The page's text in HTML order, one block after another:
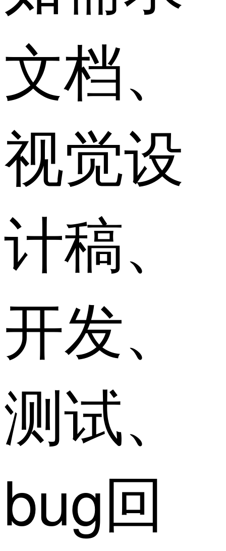
文档、
视觉设
计稿、
开发、
测试、
bug回